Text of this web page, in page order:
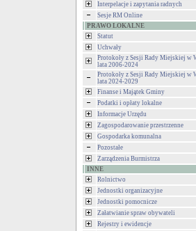
Interpelacje i zapytania radnych
Sesje RM Online
PRAWO LOKALNE
Statut
Uchwały
Protokoły z Sesji Rady Miejskiej w
lata 2006-2024
Protokoły z Sesji Rady Miejskiej w
lata 2024-2029
Finanse i Majątek Gminy
Podatki i opłaty lokalne
Informacje Urzędu
Zagospodarowanie przestrzenne
Gospodarka komunalna
Pozostałe
Zarządzenia Burmistrza
INNE
Rolnictwo
Jednostki organizacyjne
Jednostki pomocnicze
Załatwianie spraw obywateli
Rejestry i ewidencje